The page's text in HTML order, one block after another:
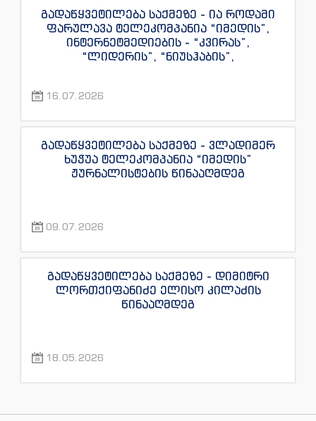
გადაწყვეტილება საქმეზე - ია როდამი
ფარულავა ტელეკომპანია “იმედის”,
ინტერნეტმედიების - “კვირას”,
“ლიდერის”, “ნიუსჰაბის”,
“ექსკლუზივტივის” ჟურნალისტების
16.07.2026
გადაწყვეტილება საქმეზე - ვლადიმერ
ხუჭუა ტელეკომპანია “იმედის”
ჟურნალისტების წინააღმდეგ
09.07.2026
გადაწყვეტილება საქმეზე - დიმიტრი
ლორთქიფანიძე ელისო კილაძის
წინააღმდეგ
18.05.2026